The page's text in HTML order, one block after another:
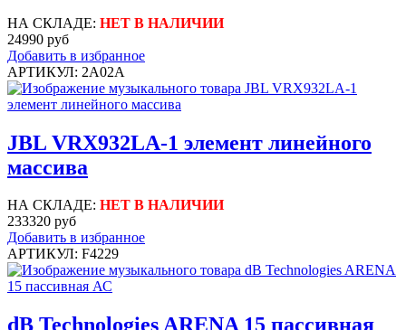
НА СКЛАДЕ: НЕТ В НАЛИЧИИ
24990 руб
Добавить в избранное
АРТИКУЛ: 2A02A
JBL VRX932LA-1 элемент линейного
массива
НА СКЛАДЕ: НЕТ В НАЛИЧИИ
233320 руб
Добавить в избранное
АРТИКУЛ: F4229
dB Technologies ARENA 15 пассивная